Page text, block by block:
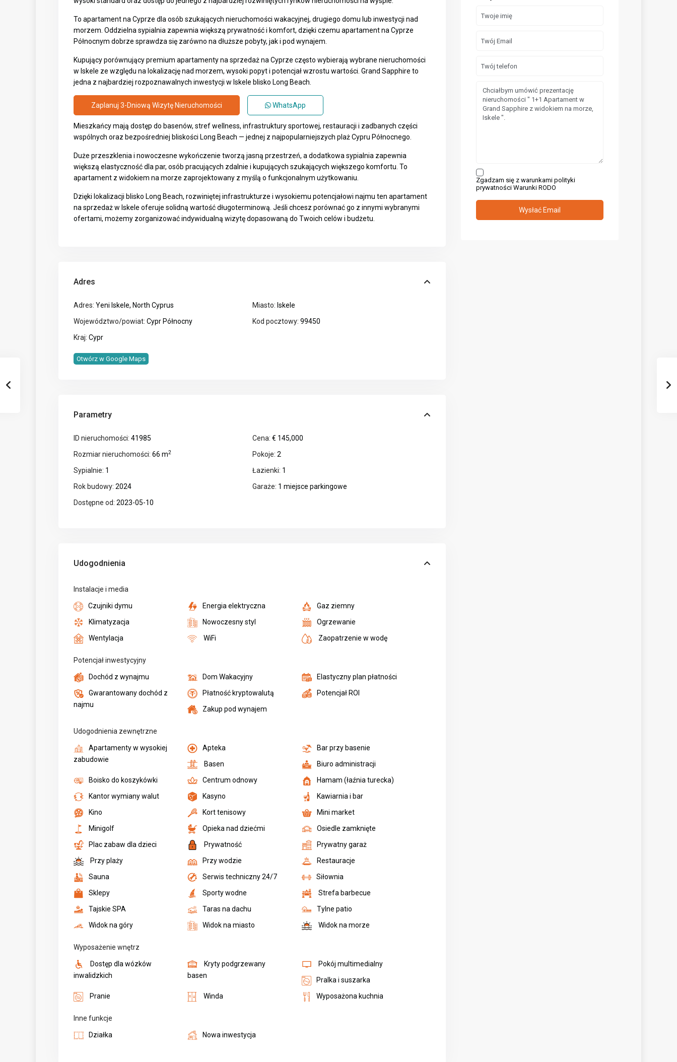
To apartament na Cyprze dla osób szukających nieruchomości wakacyjnej, drugiego domu lub inwestycji nad
morzem. Oddzielna sypialnia zapewnia większą prywatność i komfort, dzięki czemu apartament na Cyprze
Północnym dobrze sprawdza się zarówno na dłuższe pobyty, jak i pod wynajem.
Kupujący porównujący premium apartamenty na sprzedaż na Cyprze często wybierają wybrane nieruchomości
w Iskele ze względu na lokalizację nad morzem, wysoki popyt i potencjał wzrostu wartości. Grand Sapphire to
jedna z najbardziej rozpoznawalnych inwestycji w Iskele blisko Long Beach.
Zaplanuj 3-Dniową Wizytę Nieruchomości WhatsApp
Mieszkańcy mają dostęp do basenów, stref wellness, infrastruktury sportowej, restauracji i zadbanych części
wspólnych oraz bezpośredniej bliskości Long Beach — jednej z najpopularniejszych plaż Cypru Północnego.
Duże przeszklenia i nowoczesne wykończenie tworzą jasną przestrzeń, a dodatkowa sypialnia zapewnia
większą elastyczność dla par, osób pracujących zdalnie i kupujących szukających większego komfortu. To
apartament z widokiem na morze zaprojektowany z myślą o funkcjonalnym użytkowaniu.
Dzięki lokalizacji blisko Long Beach, rozwiniętej infrastrukturze i wysokiemu potencjałowi najmu ten apartament
na sprzedaż w Iskele oferuje solidną wartość długoterminową. Jeśli chcesz porównać go z innymi wybranymi
ofertami, możemy zorganizować indywidualną wizytę dopasowaną do Twoich celów i budżetu.
Adres
Adres: Yeni Iskele, North Cyprus Miasto: Iskele
Województwo/powiat: Cypr Północny Kod pocztowy: 99450
Kraj: Cypr
Otwórz w Google Maps
Parametry
ID nieruchomości: 41985 Cena: € 145,000
Rozmiar nieruchomości: 66 m2 Pokoje: 2
Sypialnie: 1 Łazienki: 1
Rok budowy: 2024 Garaże: 1 miejsce parkingowe
Dostępne od: 2023-05-10
Udogodnienia
Instalacje i media
Czujniki dymu Energia elektryczna
Gaz ziemny
Klimatyzacja
Nowoczesny styl
Ogrzewanie
Wentylacja
WiFi Zaopatrzenie w wodę
Potencjał inwestycyjny
Dochód z wynajmu Dom Wakacyjny
Elastyczny plan płatności
Gwarantowany dochód z
najmu
Płatność kryptowalutą
Potencjał ROI
Zakup pod wynajem
Udogodnienia zewnętrzne
Apartamenty w wysokiej
zabudowie
Apteka
Bar przy basenie
Basen
Biuro administracji
Boisko do koszykówki
Centrum odnowy
Hamam (łaźnia turecka)
Kantor wymiany walut
Kasyno
Kawiarnia i bar
Kino
Kort tenisowy
Mini market
Minigolf
Opieka nad dziećmi
Osiedle zamknięte
Plac zabaw dla dzieci
Prywatność
Prywatny garaż
Przy plaży
Przy wodzie
Restauracje
Sauna
Serwis techniczny 24/7
Siłownia
Sklepy
Sporty wodne
Strefa barbecue
Tajskie SPA
Taras na dachu
Tylne patio
Widok na góry
Widok na miasto Widok na morze
Wyposażenie wnętrz
Dostęp dla wózków
inwalidzkich
Kryty podgrzewany
basen
Pokój multimedialny
Pralka i suszarka
Pranie
Winda Wyposażona kuchnia
Inne funkcje
Działka Nowa inwestycja
Zgadzam się z warunkami polityki
prywatnościWarunki RODO